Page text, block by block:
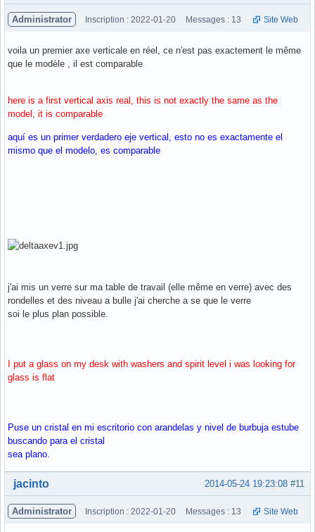
Administrator Inscription : 2022-01-20 Messages : 13 Site Web
voila un premier axe verticale en réel, ce n'est pas exactement le même
que le modèle , il est comparable
here is a first vertical axis real, this is not exactly the same as the
model, it is comparable
aquí es un primer verdadero eje vertical, esto no es exactamente el
mismo que el modelo, es comparable
j'ai mis un verre sur ma table de travail (elle même en verre) avec des
rondelles et des niveau a bulle j'ai cherche a se que le verre
soi le plus plan possible.
I put a glass on my desk with washers and spirit level i was looking for
glass is flat
Puse un cristal en mi escritorio con arandelas y nivel de burbuja estube
buscando para el cristal
sea plano.
Hors ligne #11
2014-05-24 19:23:08
jacinto
Administrator Inscription : 2022-01-20 Messages : 13 Site Web